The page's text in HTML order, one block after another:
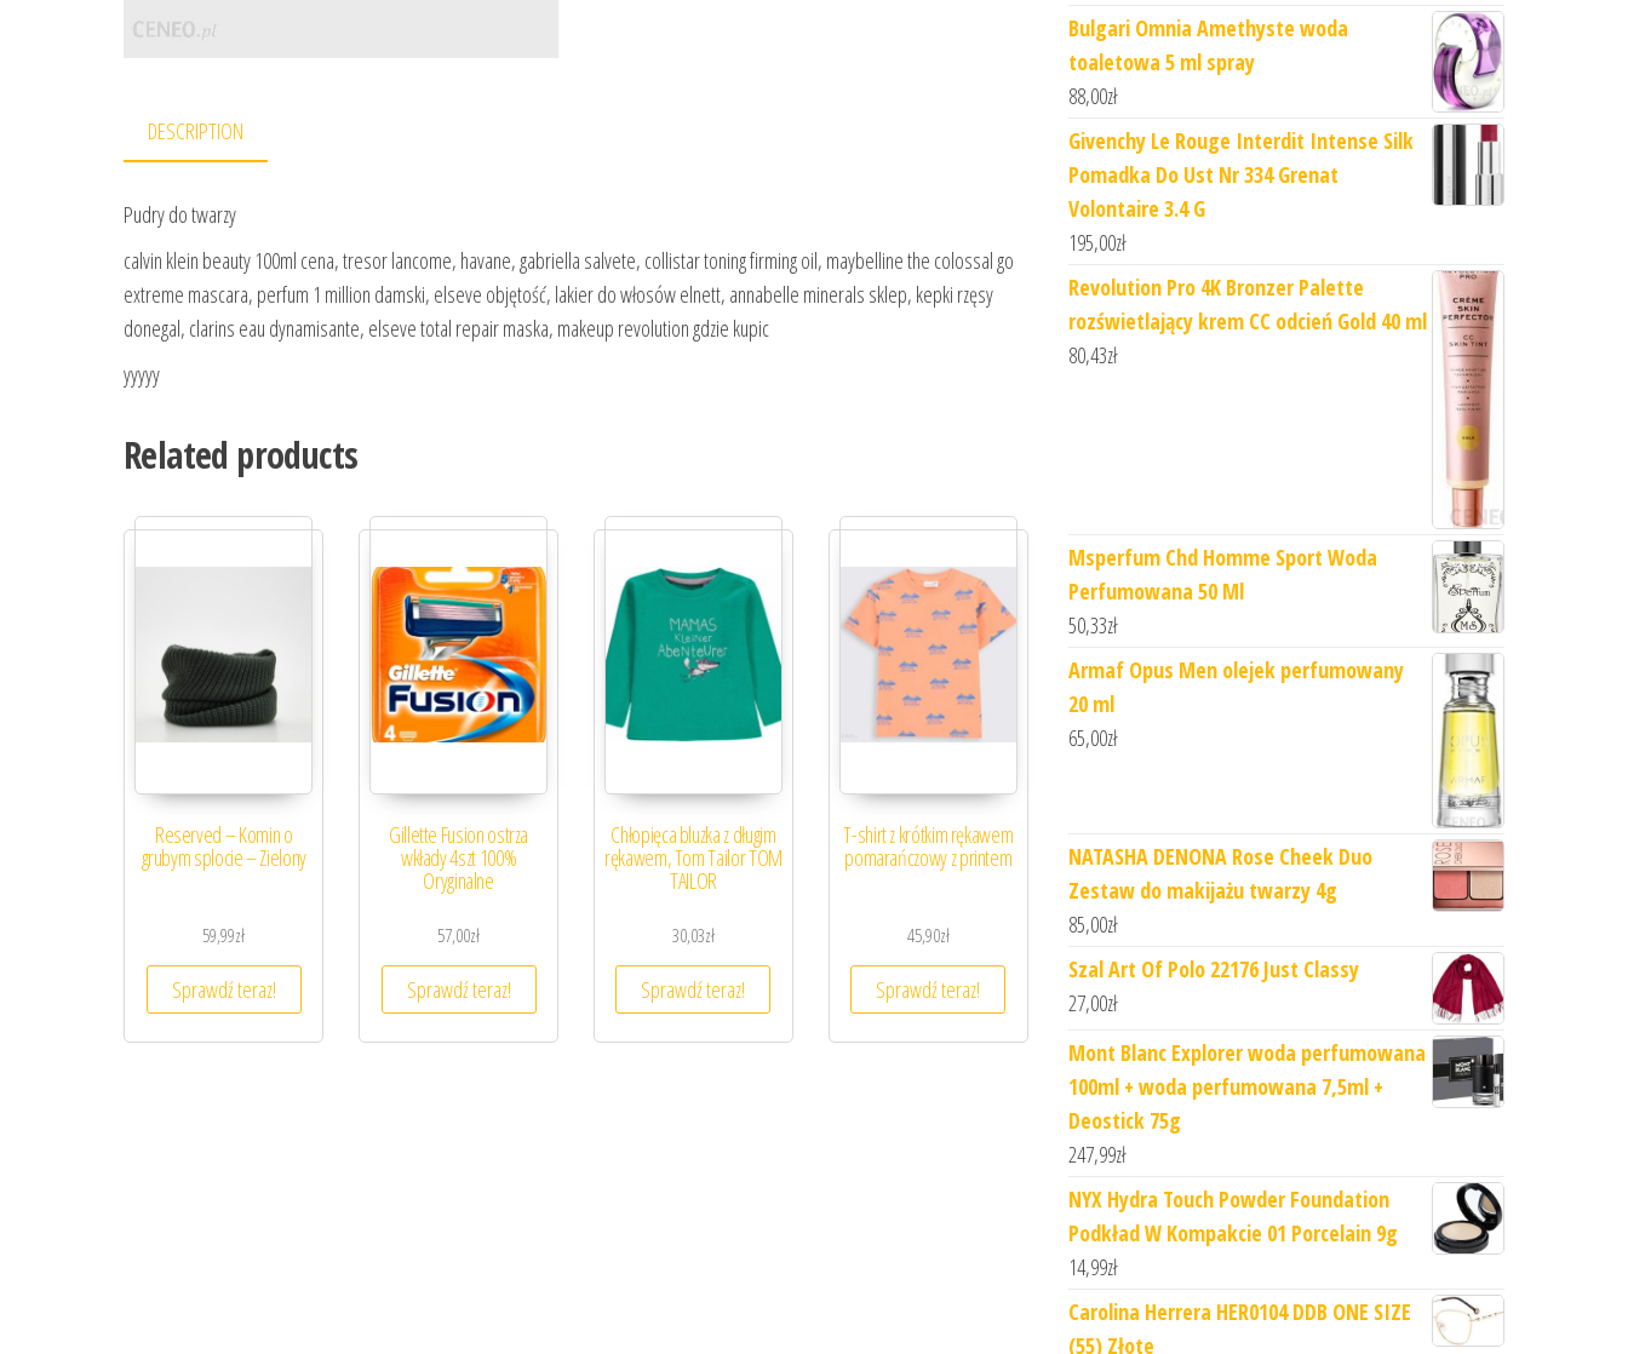
DESCRIPTION
Pudry do twarzy
calvin klein beauty 100ml cena, tresor lancome, havane, gabriella salvete, collistar toning firming oil, maybelline the colossal go
extreme mascara, perfum 1 million damski, elseve objętość, lakier do włosów elnett, annabelle minerals sklep, kepki rzęsy
donegal, clarins eau dynamisante, elseve total repair maska, makeup revolution gdzie kupic
yyyyy
Related products
Reserved – Komin o
grubym splocie – Zielony
59,99zł
Sprawdź teraz!
Gillette Fusion ostrza
wkłady 4szt 100%
Oryginalne
57,00zł
Sprawdź teraz!
Chłopięca bluzka z długim
rękawem, Tom Tailor TOM
TAILOR
30,03zł
Sprawdź teraz!
T-shirt z krótkim rękawem
pomarańczowy z printem
45,90zł
Sprawdź teraz!
Bulgari Omnia Amethyste woda
toaletowa 5 ml spray
88,00zł
Givenchy Le Rouge Interdit Intense Silk
Pomadka Do Ust Nr 334 Grenat
Volontaire 3.4 G
195,00zł
Revolution Pro 4K Bronzer Palette
rozświetlający krem CC odcień Gold 40 ml
80,43zł
Msperfum Chd Homme Sport Woda
Perfumowana 50 Ml
50,33zł
Armaf Opus Men olejek perfumowany
20 ml
65,00zł
NATASHA DENONA Rose Cheek Duo
Zestaw do makijażu twarzy 4g
85,00zł
Szal Art Of Polo 22176 Just Classy
27,00zł
Mont Blanc Explorer woda perfumowana
100ml + woda perfumowana 7,5ml +
Deostick 75g
247,99zł
NYX Hydra Touch Powder Foundation
Podkład W Kompakcie 01 Porcelain 9g
14,99zł
Carolina Herrera HER0104 DDB ONE SIZE
(55) Złote